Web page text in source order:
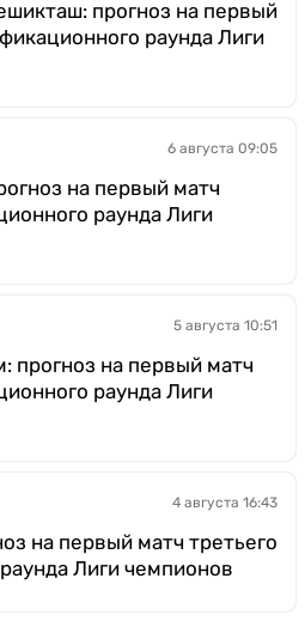
прогноз на первый
раунда Лиги
6 августа 09:05
на первый матч
раунда Лиги
5 августа 10:51
прогноз на первый матч
раунда Лиги
4 августа 16:43
на первый матч третьего
Лиги чемпионов